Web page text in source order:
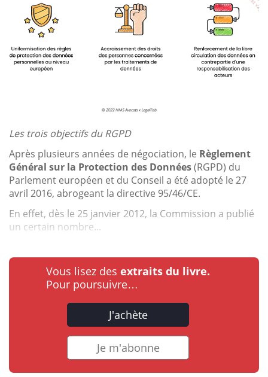
Les trois objectifs du RGPD
Après plusieurs années de négociation, le Règlement
Général sur la Protection des Données(RGPD) du
Parlement européen et du Conseil a été adopté le 27
avril 2016, abrogeant la directive 95/46/CE.
En effet, dès le 25 janvier 2012, la Commission a publié
un certain nombre...
Vous lisez des extraits du livre.
Pour poursuivre…
J'achète
Je m'abonne